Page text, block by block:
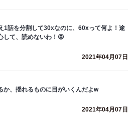
1話を分割して30xなのに、60xって何よ！途
して、読めないわ！😡
2021年04月07日
か、揺れるものに目がいくんだよw
2021年04月07日